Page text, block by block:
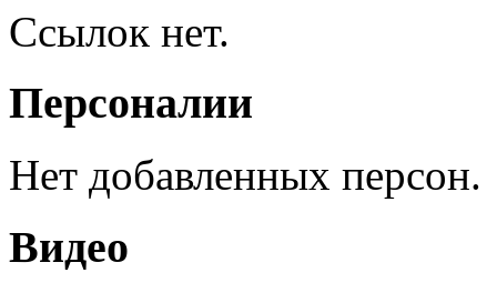
Ссылок нет.
Персоналии
Нет добавленных персон.
Видео